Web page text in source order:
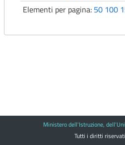
Elementi per pagina: 50 100
Ministero dell'Istruzione,
Tutti i diritti